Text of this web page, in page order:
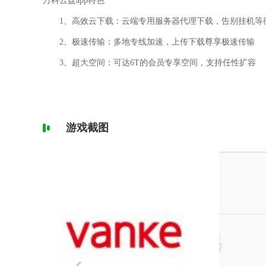
1、高效云下载：云端专用服务器代理下载，告别挂机等
2、极速传输：多地专线加速，上传下载尊享极速传输
3、超大空间：可达6T的会员专享空间，支持任性扩容
游戏截图